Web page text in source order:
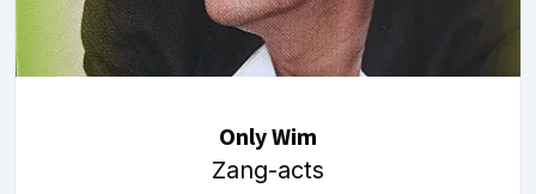
Only Wim
Zang-acts